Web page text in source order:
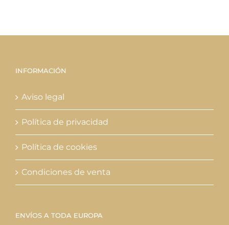
INFORMACIÓN
Aviso legal
Política de privacidad
Política de cookies
Condiciones de venta
ENVÍOS A TODA EUROPA